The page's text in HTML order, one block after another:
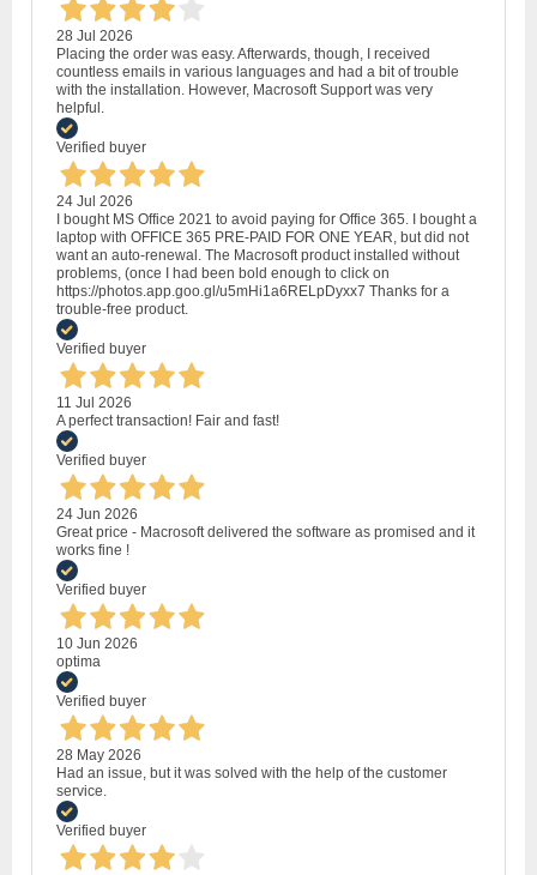
28 Jul 2026
Placing the order was easy. Afterwards, though, I received
countless emails in various languages and had a bit of trouble
with the installation. However, Macrosoft Support was very
helpful.
Verified buyer
24 Jul 2026
I bought MS Office 2021 to avoid paying for Office 365. I bought a
laptop with OFFICE 365 PRE-PAID FOR ONE YEAR, but did not
want an auto-renewal. The Macrosoft product installed without
problems, (once I had been bold enough to click on
https://photos.app.goo.gl/u5mHi1a6RELpDyxx7 Thanks for a
trouble-free product.
Verified buyer
11 Jul 2026
A perfect transaction! Fair and fast!
Verified buyer
24 Jun 2026
Great price - Macrosoft delivered the software as promised and it
works fine !
Verified buyer
10 Jun 2026
optima
Verified buyer
28 May 2026
Had an issue, but it was solved with the help of the customer
service.
Verified buyer